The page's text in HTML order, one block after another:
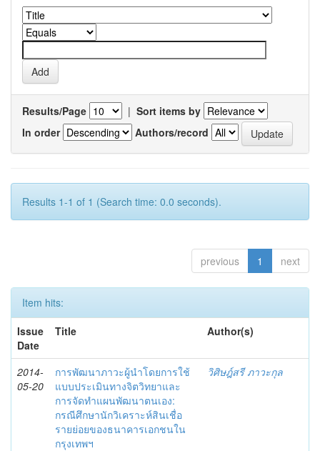
Results/Page | Sort items by
In order
Authors/record
Results 1-1 of 1 (Search time: 0.0 seconds).
previous 1 next
Item hits:
Issue
Date
Title Author(s)
2014-
05-20
การพัฒนาภาวะผู้นำโดยการใช้
แบบประเมินทางจิตวิทยาและ
การจัดทำแผนพัฒนาตนเอง:
กรณีศึกษานักวิเคราะห์สินเชื่อ
รายย่อยของธนาคารเอกชนใน
กรุงเทพฯ
วิศิษฎ์สรี ภาวะกุล